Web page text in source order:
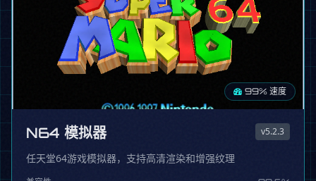
99% 速度
N64 模拟器 v5.2.3
任天堂64游戏模拟器，支持高清渲染和增强纹理